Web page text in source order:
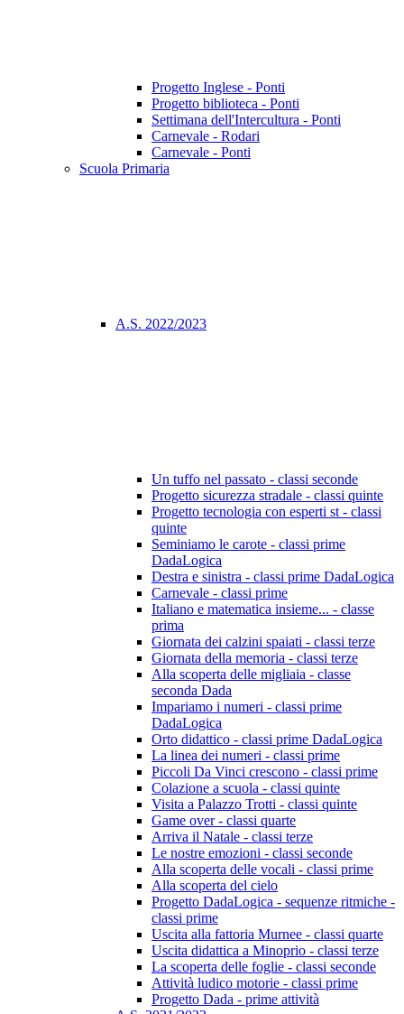
Progetto Inglese - Ponti
Progetto biblioteca - Ponti
Settimana dell'Intercultura - Ponti
Carnevale - Rodari
Carnevale - Ponti
Scuola Primaria
A.S. 2022/2023
Un tuffo nel passato - classi seconde
Progetto sicurezza stradale - classi quinte
Progetto tecnologia con esperti st - classi
quinte
Seminiamo le carote - classi prime
DadaLogica
Destra e sinistra - classi prime DadaLogica
Carnevale - classi prime
Italiano e matematica insieme... - classe
prima
Giornata dei calzini spaiati - classi terze
Giornata della memoria - classi terze
Alla scoperta delle migliaia - classe
seconda Dada
Impariamo i numeri - classi prime
DadaLogica
Orto didattico - classi prime DadaLogica
La linea dei numeri - classi prime
Piccoli Da Vinci crescono - classi prime
Colazione a scuola - classi quinte
Visita a Palazzo Trotti - classi quinte
Game over - classi quarte
Arriva il Natale - classi terze
Le nostre emozioni - classi seconde
Alla scoperta delle vocali - classi prime
Alla scoperta del cielo
Progetto DadaLogica - sequenze ritmiche -
classi prime
Uscita alla fattoria Murnee - classi quarte
Uscita didattica a Minoprio - classi terze
La scoperta delle foglie - classi seconde
Attività ludico motorie - classi prime
Progetto Dada - prime attività